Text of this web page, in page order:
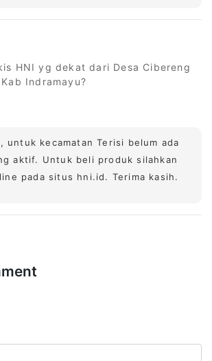
HNI yg dekat dari Desa Cibereng
Indramayu?
untuk kecamatan Terisi belum ada
aktif. Untuk beli produk silahkan
pada situs hni.id. Terima kasih.